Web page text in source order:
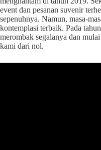
event dan pesanan suvenir
sepenuhnya. Namun, masa-
kontemplasi terbaik. Pada
merombak segalanya dan
kami dari nol.